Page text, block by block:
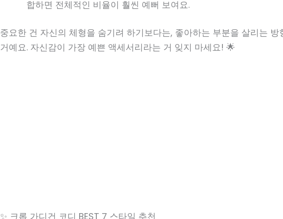
합하면 전체적인 비율이 훨씬 예뻐 보여요.
중요한 건 자신의 체형을 숨기려 하기보다는, 좋아하는 부분을 살리는 방
거예요. 자신감이 가장 예쁜 액세서리라는 거 잊지 마세요! 🌟
✨ 크롭 가디건 코디 BEST 7 스타일 추천